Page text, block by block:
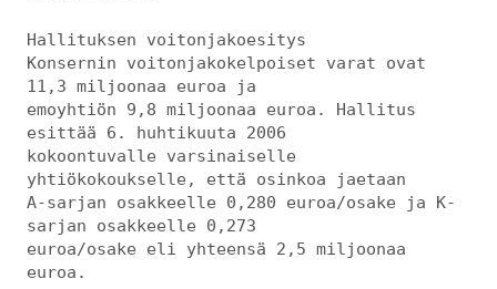
Hallituksen voitonjakoesitys
Konsernin voitonjakokelpoiset varat ovat
11,3 miljoonaa euroa ja
emoyhtiön 9,8 miljoonaa euroa. Hallitus
esittää 6. huhtikuuta 2006
kokoontuvalle varsinaiselle
yhtiökokoukselle, että osinkoa jaetaan
A-sarjan osakkeelle 0,280 euroa/osake ja K-
sarjan osakkeelle 0,273
euroa/osake eli yhteensä 2,5 miljoonaa
euroa.